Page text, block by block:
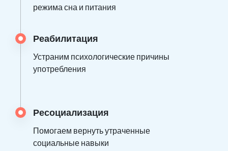
режима сна и питания
Реабилитация
Устраним психологические причины
употребления
Ресоциализация
Помогаем вернуть утраченные
социальные навыки